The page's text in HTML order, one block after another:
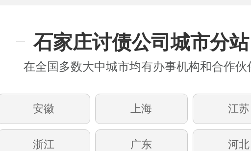
石家庄讨债公司城市分站
在全国多数大中城市均有办事机构和合作伙
安徽 上海 江苏
浙江 广东 河北